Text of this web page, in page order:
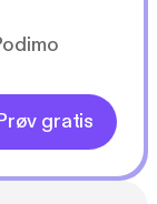
gratis